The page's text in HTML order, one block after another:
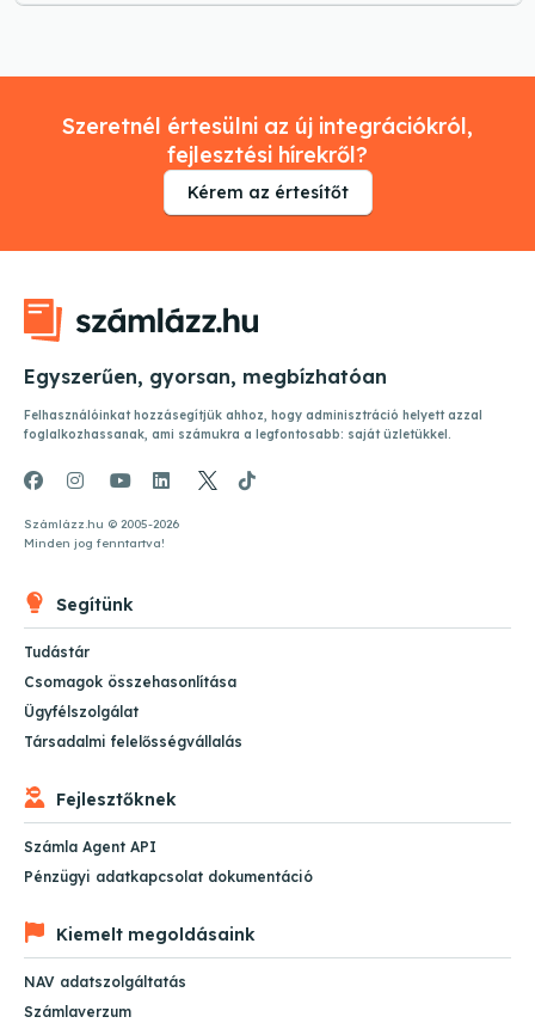
Szeretnél értesülni az új integrációkról,
fejlesztési hírekről?
Kérem az értesítőt
Egyszerűen, gyorsan, megbízhatóan
Felhasználóinkat hozzásegítjük ahhoz, hogy adminisztráció helyett azzal
foglalkozhassanak, ami számukra a legfontosabb: saját üzletükkel.
Számlázz.hu © 2005-2026
Minden jog fenntartva!
Segítünk
Tudástár
Csomagok összehasonlítása
Ügyfélszolgálat
Társadalmi felelősségvállalás
Fejlesztőknek
Számla Agent API
Pénzügyi adatkapcsolat dokumentáció
Kiemelt megoldásaink
NAV adatszolgáltatás
Számlaverzum